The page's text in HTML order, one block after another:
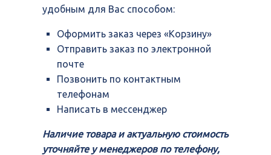
удобным для Вас способом:
Оформить заказ через «Корзину»
Отправить заказ по электронной
почте
Позвонить по контактным
телефонам
Написать в мессенджер
Наличие товара и актуальную стоимость
уточняйте у менеджеров по телефону,